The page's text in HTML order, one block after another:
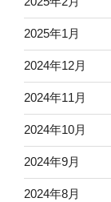
2025年1月
2024年12月
2024年11月
2024年10月
2024年9月
2024年8月